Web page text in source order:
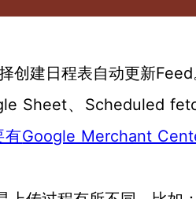
创建日程表自动更新
Sheet、Scheduled
有Google Merchant